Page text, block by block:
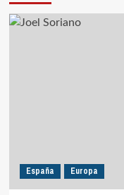
España Europa